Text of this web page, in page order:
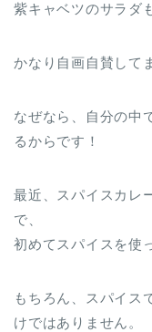
紫キャベツのサラダ
かなり自画自賛して
なぜなら、自分の中
るからです！
最近、スパイスカレ
で、
初めてスパイスを使
もちろん、スパイス
けではありません。